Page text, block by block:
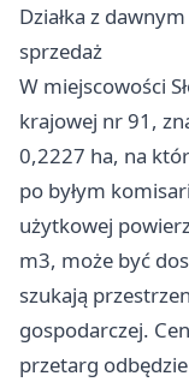
Działka z
sprzedaż
W miejscowości
krajowej nr 91,
0,2227 ha, na
po byłym
użytkowej
m3, może być
szukają
gospodarczej.
przetarg